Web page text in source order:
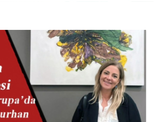
2 – 6 Temmuz 2025
Bodrum Retro Garage Sale